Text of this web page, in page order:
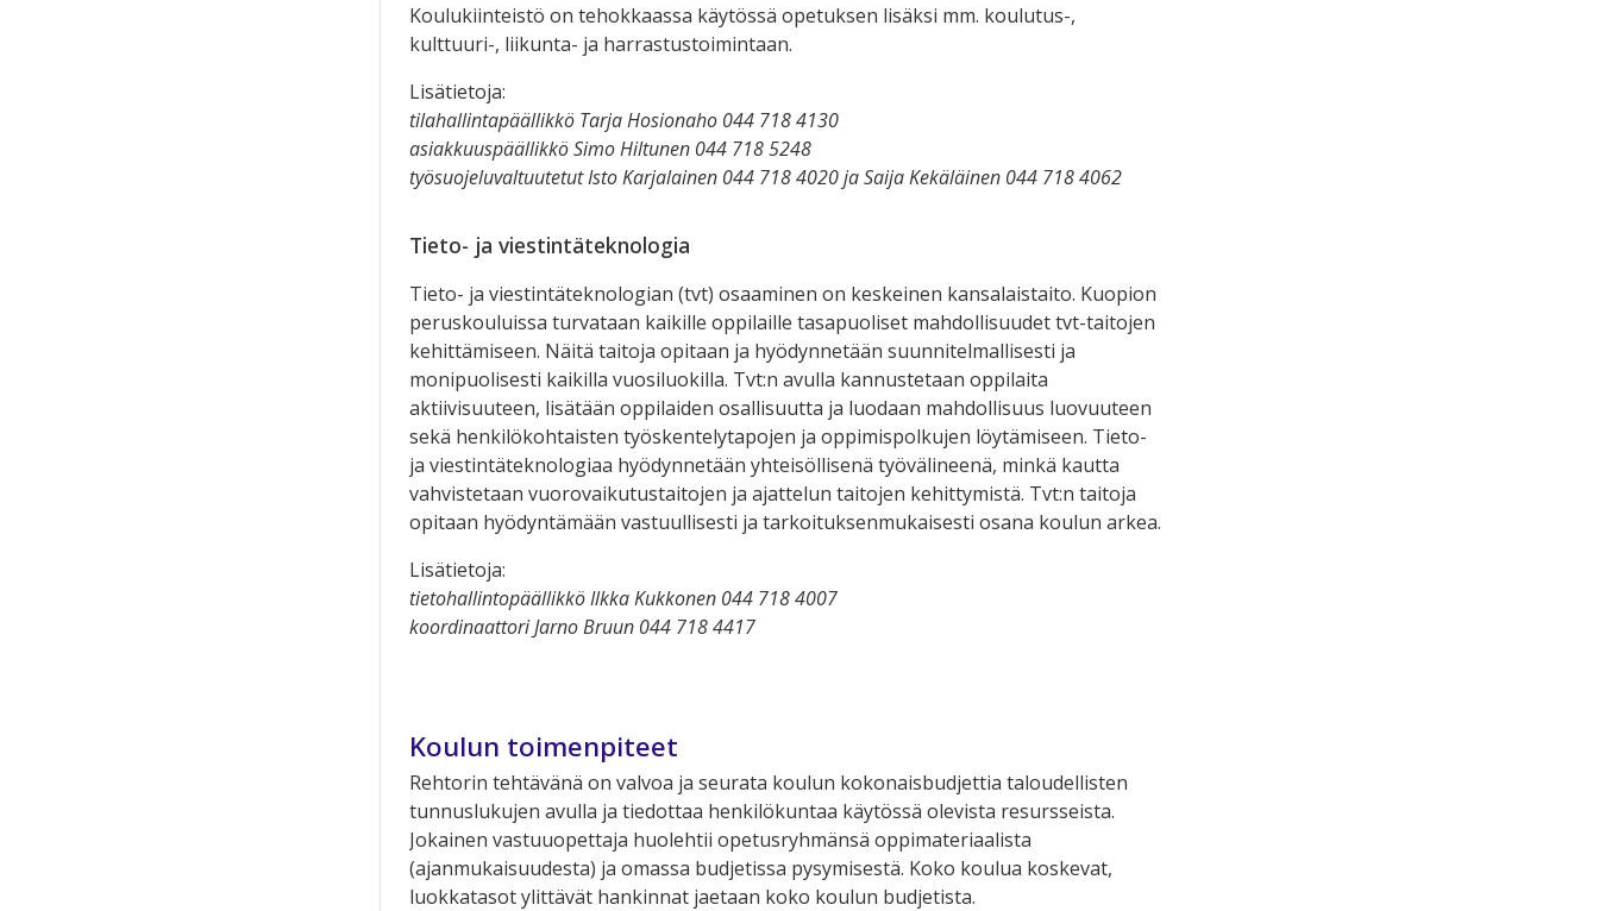
Koulukiinteistö on tehokkaassa käytössä opetuksen lisäksi mm. koulutus-,
kulttuuri-, liikunta- ja harrastustoimintaan.
Lisätietoja:
tilahallintapäällikkö Tarja Hosionaho 044 718 4130
asiakkuuspäällikkö Simo Hiltunen 044 718 5248
työsuojeluvaltuutetut Isto Karjalainen 044 718 4020 ja Saija Kekäläinen 044 718 4062
Tieto- ja viestintäteknologia
Tieto- ja viestintäteknologian (tvt) osaaminen on keskeinen kansalaistaito. Kuopion
peruskouluissa turvataan kaikille oppilaille tasapuoliset mahdollisuudettvt-taitojen
kehittämiseen. Näitä taitoja opitaan ja hyödynnetään suunnitelmallisesti ja
monipuolisesti kaikilla vuosiluokilla. Tvt:n avulla kannustetaan oppilaita
aktiivisuuteen, lisätään oppilaiden osallisuutta ja luodaan mahdollisuus luovuuteen
sekä henkilökohtaisten työskentelytapojen ja oppimispolkujen löytämiseen. Tieto-
ja viestintäteknologiaa hyödynnetään yhteisöllisenä työvälineenä, minkä kautta
vahvistetaan vuorovaikutustaitojen ja ajattelun taitojen kehittymistä. Tvt:n taitoja
opitaan hyödyntämään vastuullisesti ja tarkoituksenmukaisesti osana koulun arkea.
Lisätietoja:
tietohallintopäällikkö Ilkka Kukkonen 044 718 4007
koordinaattori Jarno Bruun 044 718 4417
Koulun toimenpiteet
Rehtorin tehtävänä on valvoa ja seurata koulun kokonaisbudjettia taloudellisten
tunnuslukujen avulla ja tiedottaa henkilökuntaa käytössä olevista resursseista.
Jokainen vastuuopettaja huolehtii opetusryhmänsä oppimateriaalista
(ajanmukaisuudesta) ja omassa budjetissa pysymisestä. Koko koulua koskevat,
luokkatasot ylittävät hankinnat jaetaan koko koulun budjetista.